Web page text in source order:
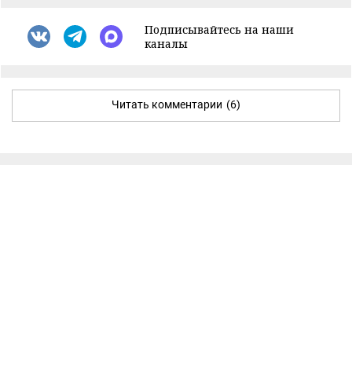
Подписывайтесь на наши
каналы
Читать комментарии (6)